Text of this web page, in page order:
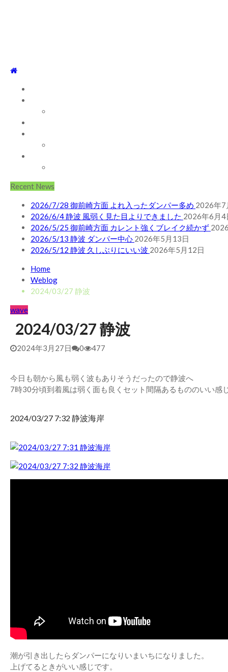
Recent News
2026/7/28 御前崎方面 よれ入ったダンパー多め 2026年7
2026/6/4 静波 風弱く見た目よりできました 2026年6月4
2026/5/25 御前崎方面 カレント強くブレイク続かず
2026/5/13 静波 ダンパー中心 2026年5月13日
2026/5/12 静波 久しぶりにいい波 2026年5月12日
Home
Weblog
2024/03/27 静波
wave
2024/03/27 静波
2024年3月27日 0 477
今日も朝から風も弱く波もありそうだったので静波へ
7時30分頃到着風は弱く面も良くセット間隔あるもののいい感
2024/03/27 7:32 静波海岸
潮が引き出したらダンパーになりいまいちになりました。
上げてるときがいい感じです。